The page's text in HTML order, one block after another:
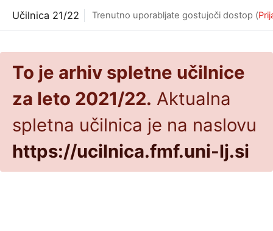
To je arhiv spletne učilnice
za leto 2021/22. Aktualna
spletna učilnica je na naslovu
https://ucilnica.fmf.uni-lj.si
Učilnica 21/22 Trenutno uporabljate gostujoči dostop (